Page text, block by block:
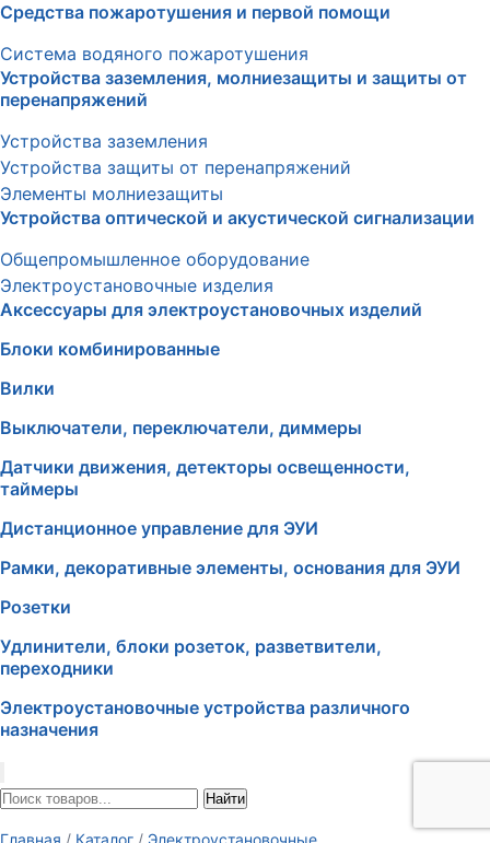
Средства пожаротушения и первой помощи
Система водяного пожаротушения
Устройства заземления, молниезащиты и защиты от
перенапряжений
Устройства заземления
Устройства защиты от перенапряжений
Элементы молниезащиты
Устройства оптической и акустической сигнализации
Общепромышленное оборудование
Электроустановочные изделия
Аксессуары для электроустановочных изделий
Блоки комбинированные
Вилки
Выключатели, переключатели, диммеры
Датчики движения, детекторы освещенности,
таймеры
Дистанционное управление для ЭУИ
Рамки, декоративные элементы, основания для ЭУИ
Розетки
Удлинители, блоки розеток, разветвители,
переходники
Электроустановочные устройства различного
назначения
Найти
Главная / Каталог / Электроустановочные